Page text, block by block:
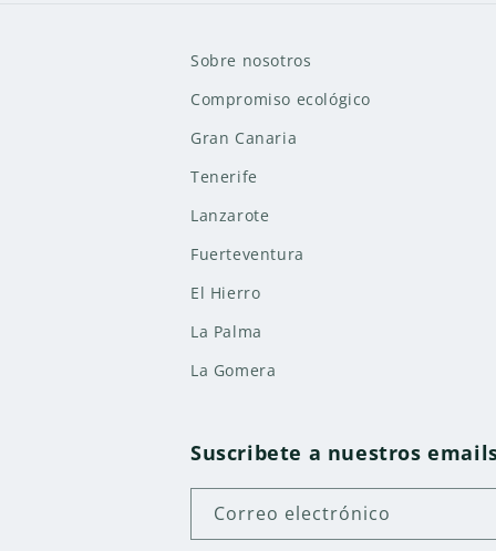
Sobre nosotros
Compromiso ecológico
Gran Canaria
Tenerife
Lanzarote
Fuerteventura
El Hierro
La Palma
La Gomera
Suscribete a nuestros
Correo electrónico